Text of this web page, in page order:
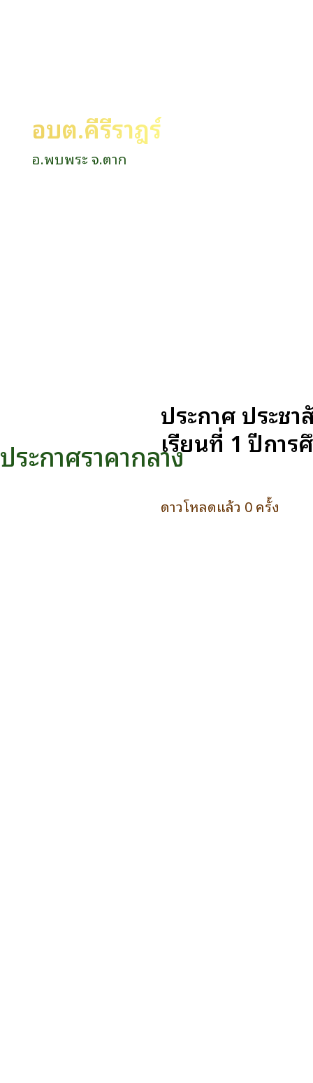
อบต.คีรีราษฎร์
อ.พบพระ จ.ตาก
ประกาศราคากลาง
ประกาศ ประช
เรียนที่ 1 ปีการ
ดาวโหลดแล้ว 0 ครั้ง